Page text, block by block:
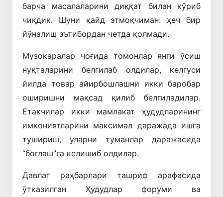
барча масалаларини диққат билан кўриб
чиқдик. Шуни қайд этмоқчиман: ҳеч бир
йўналиш эътибордан четда қолмади.
Музокаралар чоғида томонлар янги ўсиш
нуқталарини белгилаб олдилар, келгуси
йилда товар айирбошлашни икки баробар
оширишни мақсад қилиб белгиладилар.
Етакчилар икки мамлакат ҳудудларининг
имкониятларини максимал даражада ишга
тушириш, уларни туманлар даражасида
“боғлаш”га келишиб олдилар.
Давлат раҳбарлари ташриф арафасида
ўтказилган Ҳудудлар форуми ва